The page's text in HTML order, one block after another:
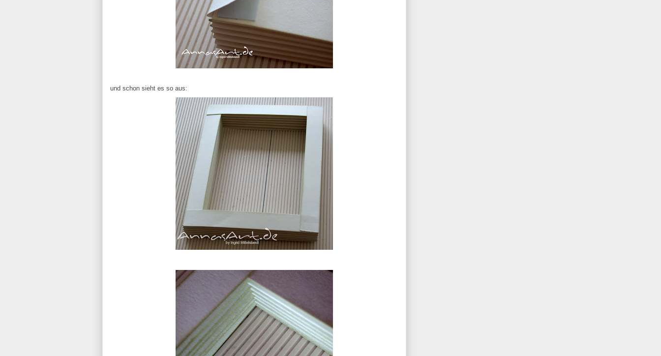
und schon sieht es so aus: